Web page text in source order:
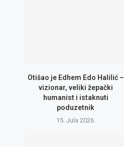
Otišao je Edhem Edo Halilić –
vizionar, veliki žepački
humanist i istaknuti
poduzetnik
15. Jula 2026.